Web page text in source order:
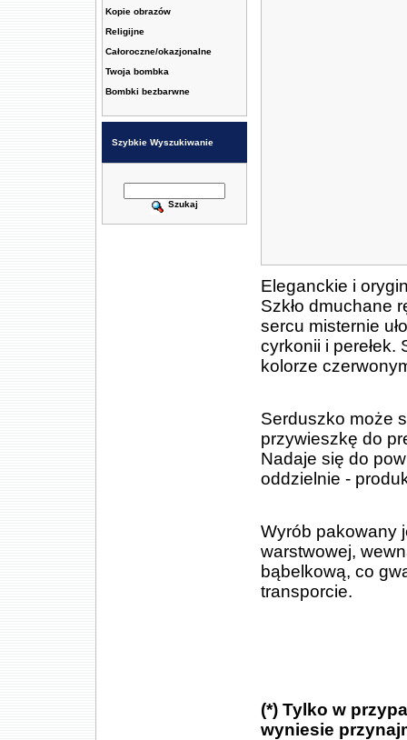
Kopie obrazów
Religijne
Całoroczne/okazjonalne
Twoja bombka
Bombki bezbarwne
Szybkie Wyszukiwanie
Szukaj
Eleganckie i
Szkło dmuchane
sercu misternie
cyrkonii i
kolorze
Serduszko może
przywieszkę do
Nadaje się do
oddzielnie -
Wyrób pakowany
warstwowej,
bąbelkową, co
transporcie.
(*) Tylko w
wyniesie